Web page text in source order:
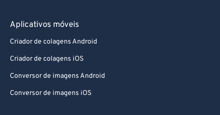
Aplicativos móveis
Criador de colagens Android
Criador de colagens iOS
Conversor de imagens Android
Conversor de imagens iOS